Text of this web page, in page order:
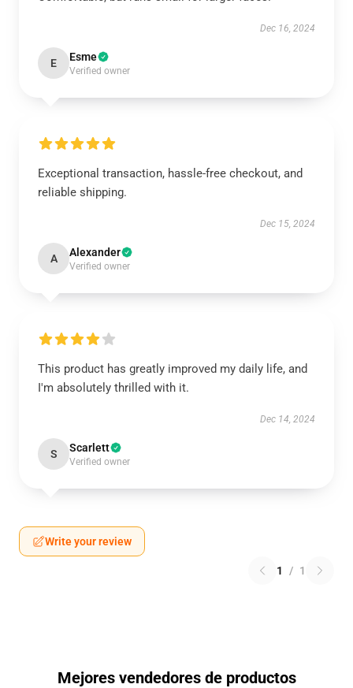
Dec 16, 2024
E Esme
Verified owner
Exceptional transaction, hassle-free checkout, and
reliable shipping.
Dec 15, 2024
A Alexander
Verified owner
This product has greatly improved my daily life, and
I'm absolutely thrilled with it.
Dec 14, 2024
S Scarlett
Verified owner
Write your review
1 / 1
Mejores vendedores de productos